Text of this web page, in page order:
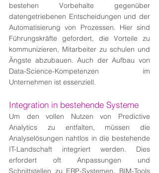
bestehen Vorbehalte gegenüber
datengetriebenen Entscheidungen und der
Automatisierung von Prozessen. Hier sind
Führungskräfte gefordert, die Vorteile zu
kommunizieren, Mitarbeiter zu schulen und
Ängste abzubauen. Auch der Aufbau von
Data-Science-Kompetenzen im
Unternehmen ist essenziell.
Integration in bestehende Systeme
Um den vollen Nutzen von Predictive
Analytics zu entfalten, müssen die
Analyselösungen nahtlos in die bestehende
IT-Landschaft integriert werden. Dies
erfordert oft Anpassungen und
Schnittstellen zu ERP-Systemen, BIM-Tools